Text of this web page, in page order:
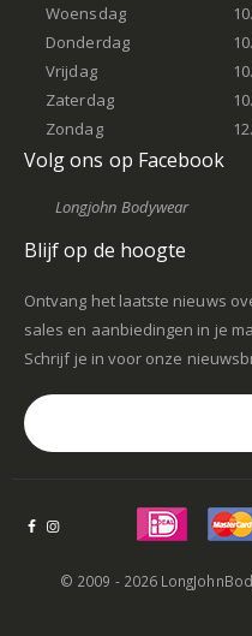
Woensdag
Donderdag
Vrijdag
Zaterdag
Zondag
Volg ons op Facebook
Longjohn Bodywear
Blijf op de hoogte
Ontvang het laatste nieuws
sales en aanbiedingen in je
Schrijf je in voor onze
© 2009 - 2026